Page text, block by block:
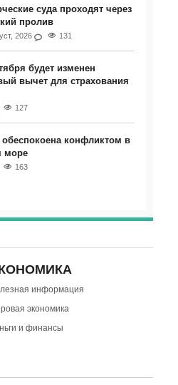
суда проходят через
пролив
2026 131
будет изменен
вычет для страхования
127
конфликтом в
море
163
информация
экономика
и финансы